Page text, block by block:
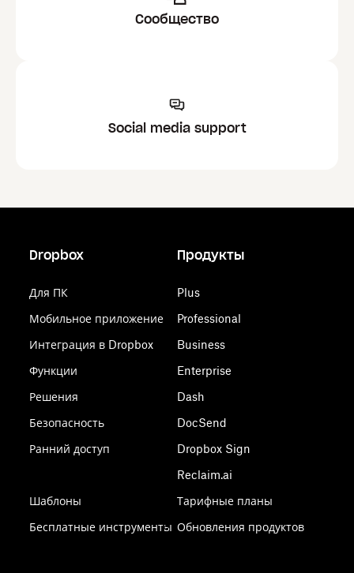
Сообщество
Social media support
Dropbox
Для ПК
Мобильное приложение
Интеграция в Dropbox
Функции
Решения
Безопасность
Ранний доступ
Шаблоны
Бесплатные инструменты
Продукты
Plus
Professional
Business
Enterprise
Dash
DocSend
Dropbox Sign
Reclaim.ai
Тарифные планы
Обновления продуктов